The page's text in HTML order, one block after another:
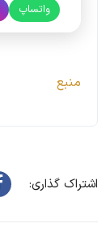
واتساپ
منبع
اشتراک گذاری: